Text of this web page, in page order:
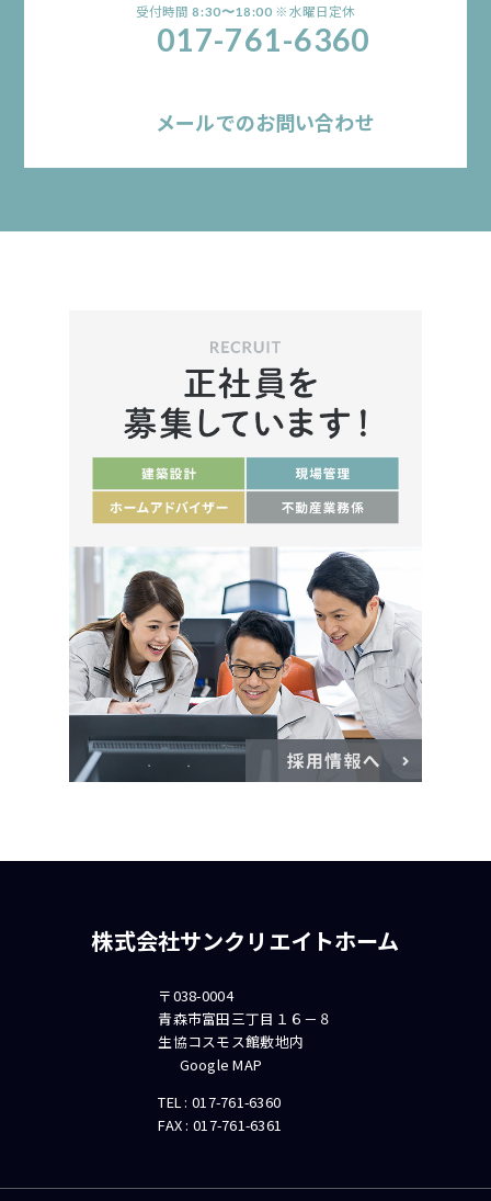
受付時間8:30〜18:00 ※水曜日定休
017-761-6360
メールでのお問い合わせ
株式会社サンクリエイトホーム
〒038-0004
青森市富田三丁目１６－８
生協コスモス館敷地内
Google MAP
TEL : 017-761-6360
FAX : 017-761-6361